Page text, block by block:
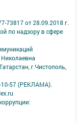
73817 от 28.09.2018 г.
по надзору в сфере
г.Чистополь,
10-57 (РЕКЛАМА).